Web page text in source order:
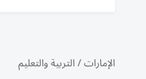
الإمارات/التربية والتعليم